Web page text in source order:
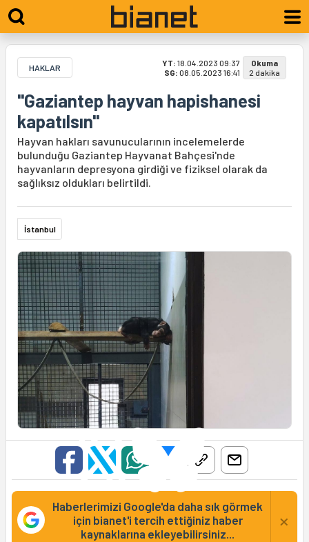
HAKLAR YT: 18.04.2023 09:37
SG: 08.05.2023 16:41
Okuma
2 dakika
"Gaziantep hayvan hapishanesi
kapatılsın"
Hayvan hakları savunucularının incelemelerde
bulunduğu Gaziantep Hayvanat Bahçesi'nde
hayvanların depresyona girdiği ve fiziksel olarak da
sağlıksız oldukları belirtildi.
İstanbul
Haberlerimizi Google'da daha sık görmek
için bianet'i tercih ettiğiniz haber
kaynaklarına ekleyebilirsiniz...
×